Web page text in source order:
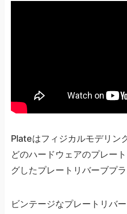
Plateはフィジカルモデリン
どのハードウェアのプレー
グしたプレートリバーブプラ
ビンテージなプレートリバ